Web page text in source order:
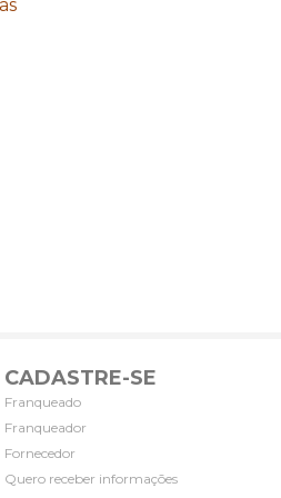
CADASTRE-SE
Franqueado
Franqueador
Fornecedor
Quero receber informações